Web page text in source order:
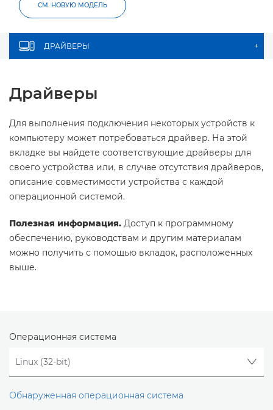
СМ. НОВУЮ МОДЕЛЬ
ДРАЙВЕРЫ +
Драйверы
Для выполнения подключения некоторых устройств к
компьютеру может потребоваться драйвер. На этой
вкладке вы найдете соответствующие драйверы для
своего устройства или, в случае отсутствия драйверов,
описание совместимости устройства с каждой
операционной системой.
Полезная информация. Доступ к программному
обеспечению, руководствам и другим материалам
можно получить с помощью вкладок, расположенных
выше.
Операционная система
Обнаруженная операционная система